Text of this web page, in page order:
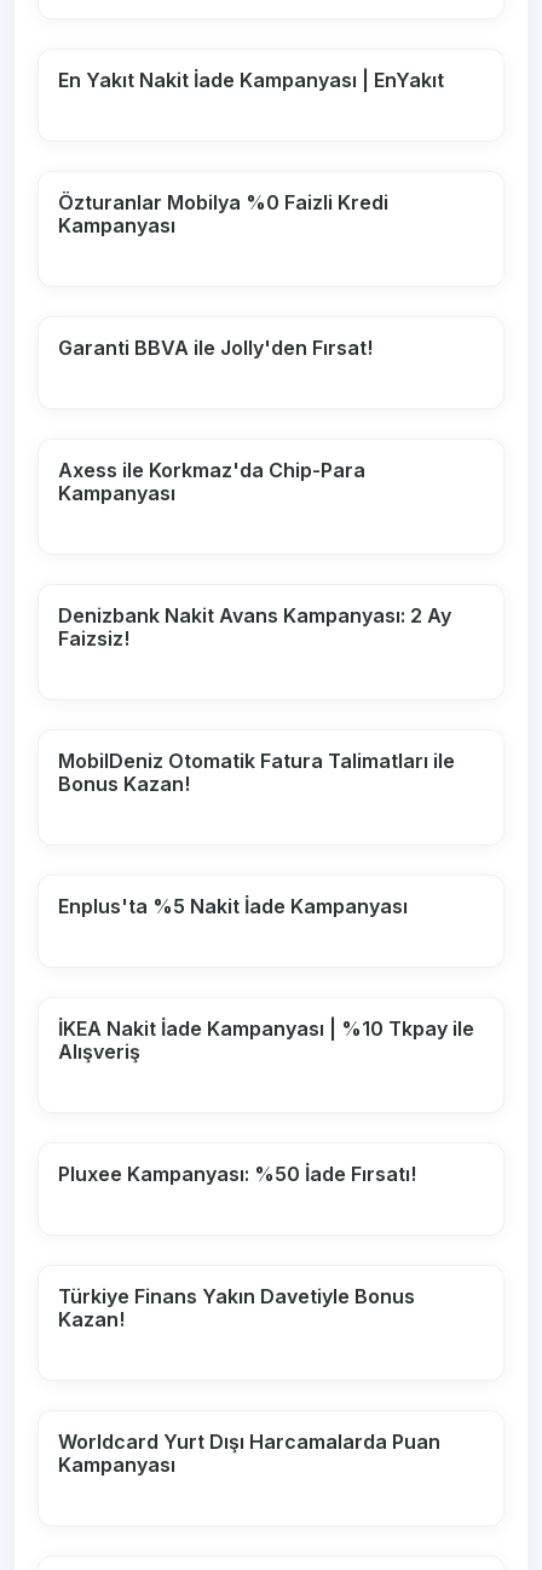
En Yakıt Nakit İade Kampanyası | EnYakıt
Özturanlar Mobilya %0 Faizli Kredi
Kampanyası
Garanti BBVA ile Jolly'den Fırsat!
Axess ile Korkmaz'da Chip-Para
Kampanyası
Denizbank Nakit Avans Kampanyası: 2 Ay
Faizsiz!
MobilDeniz Otomatik Fatura Talimatları ile
Bonus Kazan!
Enplus'ta %5 Nakit İade Kampanyası
İKEA Nakit İade Kampanyası | %10 Tkpay ile
Alışveriş
Pluxee Kampanyası: %50 İade Fırsatı!
Türkiye Finans Yakın Davetiyle Bonus
Kazan!
Worldcard Yurt Dışı Harcamalarda Puan
Kampanyası